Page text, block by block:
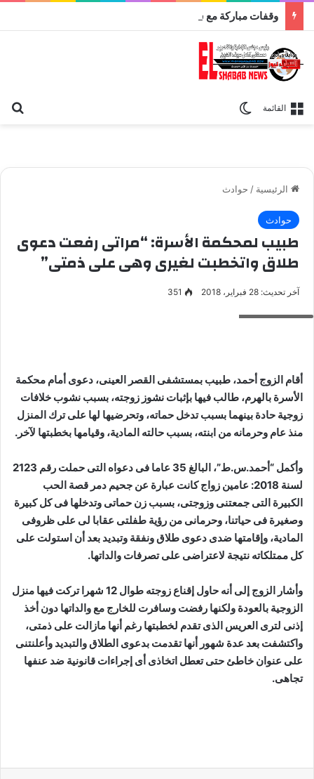
القائمة
الرئيسية / حوادث
حوادث
طبيب لمحكمة الأسرة: “مراتى رفعت دعوى
طلاق واتخطبت لغيرى وهى على ذمتى”
آخر تحديث: 28 فبراير، 2018 351
أقام الزوج أحمد، طبيب بمستشفى القصر العينى، دعوى أمام محكمة
الأسرة بالهرم، طالب فيها بإثبات نشوز زوجته، بسبب نشوب خلافات
زوجية حادة بينهما بسبب تدخل حماته، وتحرضيها لها على ترك المنزل
منذ عام وحرمانه من ابنته، بسبب حالته المادية، وقيامها بخطبتها لآخر .
وأكمل “أحمد.س.ط”، البالغ 35 عاما فى دعواه التى حملت رقم 2123
لسنة 2018: عامين زواج كانت عبارة عن جحيم دمر قصة الحب
الكبيرة التى جمعتنى وزوجتى، بسبب زن حماتى وتدخلها فى كل كبيرة
وصغيرة فى حياتنا، وحرمانى من رؤية طفلتى عقابا لى على ظروفى
المادية، وإقامتها ضدى دعوى طلاق ونفقة وتبديد بعد أن استولت على
كل ممتلكاته نتيجة لاعتراضى على تصرفات والداتها.
وأشار الزوج إلى أنه حاول إقناع زوجته طوال 12 شهرا تركت فيها منزل
الزوجية بالعودة ولكنها رفضت وسافرت للخارج مع والداتها دون أخذ
إذنى لترى العريس الذى تقدم لخطبتها رغم أنها مازالت على ذمتى،
واكتشفت بعد عدة شهور أنها تقدمت بدعوى الطلاق والتبديد وأعلنتنى
على عنوان خاطئ حتى تعطل اتخاذى أى إجراءات قانونية ضد عنفها
تجاهى.